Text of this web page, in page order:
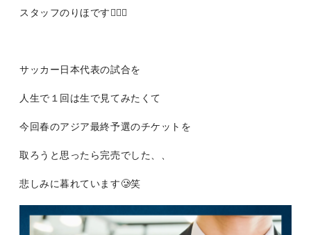
スタッフのりほです👩🏻‍⚕️
サッカー日本代表の試合を
人生で１回は生で見てみたくて
今回春のアジア最終予選のチケットを
取ろうと思ったら完売でした、、
悲しみに暮れています🥲笑